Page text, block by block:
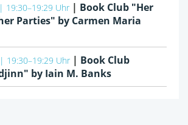
19:30–19:29 Uhr | Book Club "Her
Parties" by Carmen Maria
19:30–19:29 Uhr | Book Club
by Iain M. Banks